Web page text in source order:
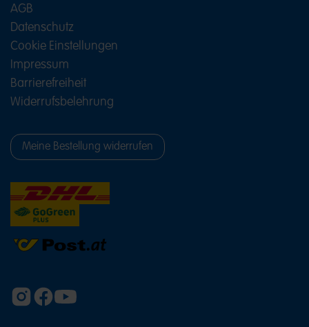
AGB
Datenschutz
Cookie Einstellungen
Impressum
Barrierefreiheit
Widerrufsbelehrung
Meine Bestellung widerrufen